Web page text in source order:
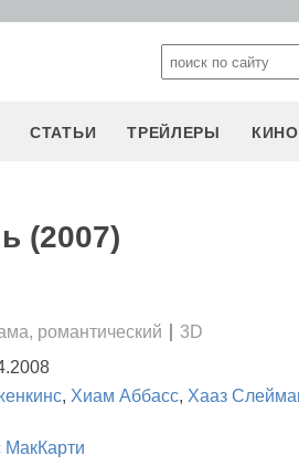
СТАТЬИ ТРЕЙЛЕРЫ
(2007)
романтический
3D
, Хиам Аббасс, Хааз
МакКарти